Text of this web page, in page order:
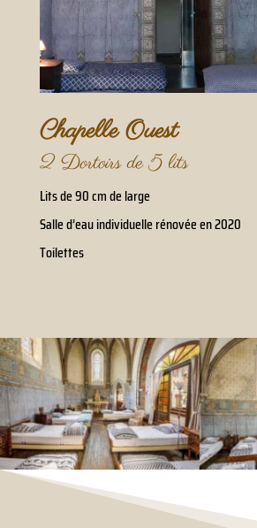
Chapelle Ouest
2 Dortoirs de 5 lits
Lits de 90 cm de large
Salle d’eau individuelle rénovée en 2020
Toilettes